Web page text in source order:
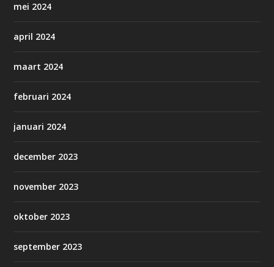
mei 2024
april 2024
maart 2024
februari 2024
januari 2024
december 2023
november 2023
oktober 2023
september 2023